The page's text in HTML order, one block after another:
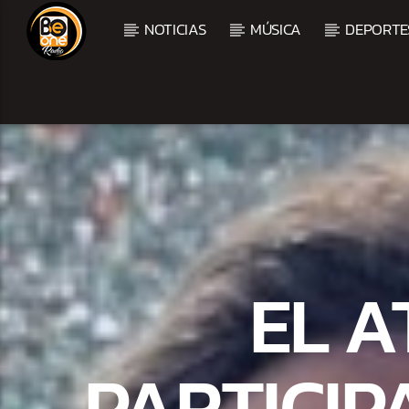
NOTICIAS MÚSICA
CURRENT TRACK
TITLE
ARTIST
CURRENT SHOW
BALADAS Y VALLENATO
3:00 PM 5:00 PM
EL